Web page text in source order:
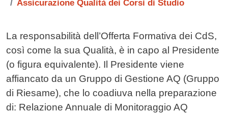
Assicurazione Qualità dei Corsi di Studio
Contenuto
La responsabilità dell’Offerta Formativa dei CdS,
così come la sua Qualità, è in capo al Presidente
(o figura equivalente). Il Presidente viene
affiancato da un Gruppo di Gestione AQ (Gruppo
di Riesame), che lo coadiuva nella preparazione
di: Relazione Annuale di Monitoraggio AQ